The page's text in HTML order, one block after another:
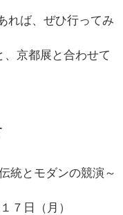
れば、ぜひ行ってみ
、京都展と合わせて
統とモダンの競演～
日（月）